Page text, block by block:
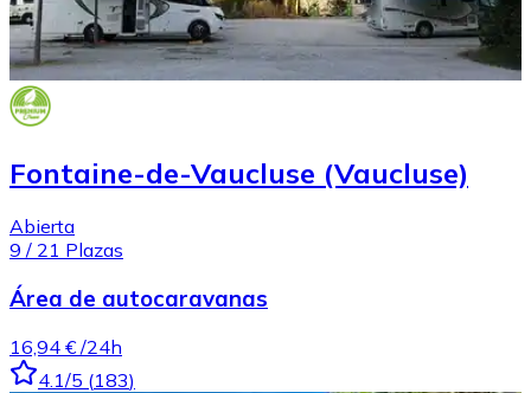
Fontaine-de-Vaucluse (Vaucluse)
Abierta
9 / 21 Plazas
Área de autocaravanas
16,94 € /24h
4.1/5 (183)